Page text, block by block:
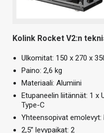
Kolink Rocket V2:n
Ulkomitat: 150 x 270 x
Paino: 2,6 kg
Materiaali: Alumiini
Etupaneelin liitännät: 1 x
Type-C
Yhteensopivat emolevyt:
2,5” levypaikat: 2